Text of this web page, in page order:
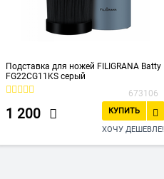
Подставка для ножей FILIGRANA Batty
FG22CG11KS серый
673106
1 200
КУПИТЬ
ХОЧУ ДЕШЕВЛЕ!